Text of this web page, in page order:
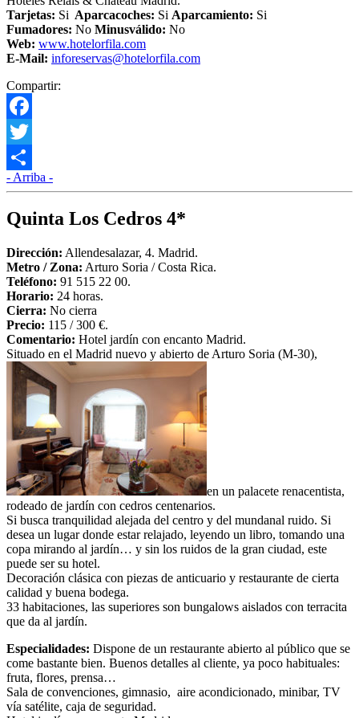
Tarjetas: Si Aparcacoches: Si Aparcamiento: Si
Fumadores: No Minusválido: No
Web: www.hotelorfila.com
E-Mail: inforeservas@hotelorfila.com
Compartir:
Facebook
Twitter
Compartir
- Arriba -
Quinta Los Cedros 4*
Dirección: Allendesalazar, 4. Madrid.
Metro / Zona: Arturo Soria / Costa Rica.
Teléfono: 91 515 22 00.
Horario: 24 horas.
Cierra: No cierra
Precio: 115 / 300 €.
Comentario: Hotel jardín con encanto Madrid.
Situado en el Madrid nuevo y abierto de Arturo Soria (M-30),
en un palacete renacentista,
rodeado de jardín con cedros centenarios.
Si busca tranquilidad alejada del centro y del mundanal ruido. Si
desea un lugar donde estar relajado, leyendo un libro, tomando una
copa mirando al jardín… y sin los ruidos de la gran ciudad, este
puede ser su hotel.
Decoración clásica con piezas de anticuario y restaurante de cierta
calidad y buena bodega.
33 habitaciones, las superiores son bungalows aislados con terracita
que da al jardín.
Especialidades: Dispone de un restaurante abierto al público que se
come bastante bien. Buenos detalles al cliente, ya poco habituales:
fruta, flores, prensa…
Sala de convenciones, gimnasio, aire acondicionado, minibar, TV
vía satélite, caja de seguridad.